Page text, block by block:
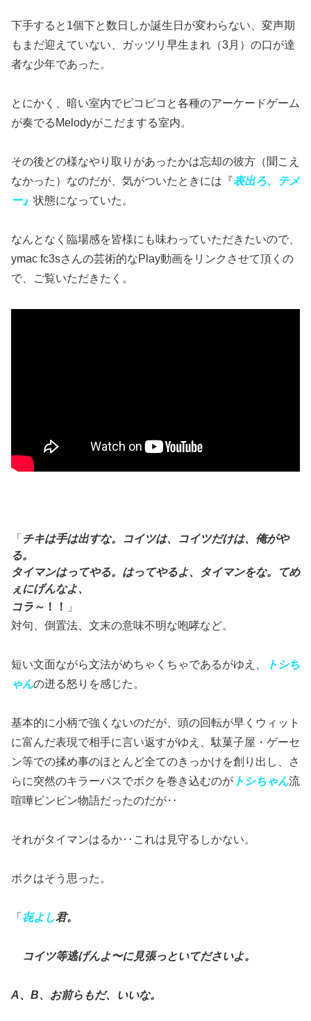
下手すると1個下と数日しか誕生日が変わらない、変声期
もまだ迎えていない、ガッツリ早生まれ（3月）の口が達
者な少年であった。
とにかく、暗い室内でピコピコと各種のアーケードゲーム
が奏でるMelodyがこだまする室内。
その後どの様なやり取りがあったかは忘却の彼方（聞こえ
なかった）なのだが、気がついたときには『表出ろ、テメ
ー』 状態になっていた。
なんとなく臨場感を皆様にも味わっていただきたいので、
ymac fc3sさんの芸術的なPlay動画をリンクさせて頂くの
で、ご覧いただきたく。
「 チキは手は出すな。コイツは、コイツだけは、俺がや
る。
タイマンはってやる。はってやるよ、タイマンをな。てめ
ぇにげんなよ、
コラ～ ！！
」
対句、倒置法、文末の意味不明な咆哮など。
短い文面ながら文法がめちゃくちゃであるがゆえ、
トシち
ゃんの迸る怒りを感じた。
基本的に小柄で強くないのだが、頭の回転が早くウィット
に富んだ表現で相手に言い返すがゆえ、駄菓子屋・ゲーセ
ン等での揉め事のほとんど全てのきっかけを創り出し、さ
らに突然のキラーパスでボクを巻き込むのが トシちゃん流
喧嘩ビンビン物語だったのだが‥
それがタイマンはるか‥これは見守るしかない。
ボクはそう思った。
「 㐂よし君。
コイツ等逃げんよ〜に見張っといてださいよ。
A、B、お前らもだ、いいな。